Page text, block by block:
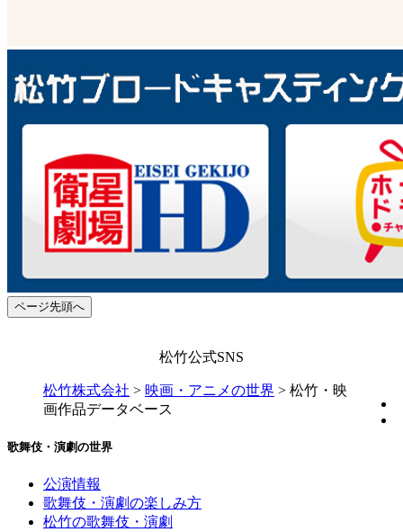
ページ先頭へ
松竹公式SNS
松竹株式会社 > 映画・アニメの世界 > 松竹・映
画作品データベース
歌舞伎・演劇の世界
公演情報
歌舞伎・演劇の楽しみ方
松竹の歌舞伎・演劇